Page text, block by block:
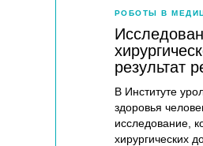
РОБОТЫ В
результат
В Институте
здоровья
исследование,
хирургических